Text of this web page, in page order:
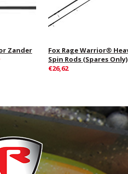
Zander
Fox Rage Warrior®
Spin Rods (Spares Only)
€26,62